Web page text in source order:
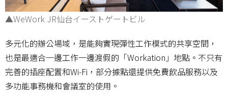
▲WeWork JR仙台イーストゲートビル
多元化的辦公場域，是能夠實現彈性工作模式的共享空間，
也是最適合一邊工作一邊渡假的「Workation」地點。不只有
完善的插座配置和Wi-Fi，部分據點還提供免費飲品服務以及
多功能事務機和會議室的使用。